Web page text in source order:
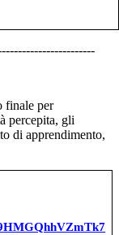
finale per
percepita, gli
di apprendimento,